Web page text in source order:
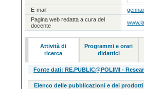
E-mail
Pagina web redatta a cura del
docente
Attività di
ricerca
Programmi e orari
didattici
Fonte dati: RE.PUBLIC@POLIMI -
Elenco delle pubblicazioni e dei